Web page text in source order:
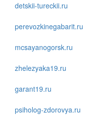
detskii-tureckii.ru
perevozkinegabarit.ru
mcsayanogorsk.ru
zhelezyaka19.ru
garant19.ru
psiholog-zdorovya.ru